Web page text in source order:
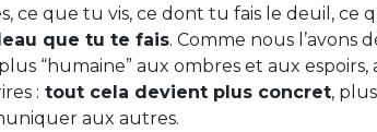
ce que tu vis, ce dont tu fais le deuil, ce
que tu te fais. Comme nous l’avons
“humaine” aux ombres et aux espoirs,
: tout cela devient plus concret,
aux autres.